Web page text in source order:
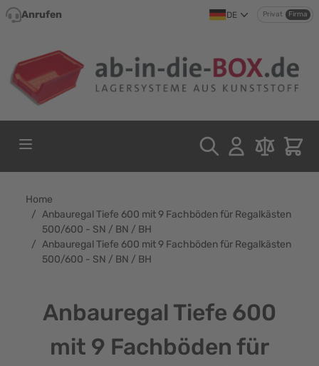
Direkt zum Inhalt
Anrufen DE Privat Firma
Home
/ Anbauregal Tiefe 600 mit 9 Fachböden für Regalkästen
500/600 - SN / BN / BH
/ Anbauregal Tiefe 600 mit 9 Fachböden für Regalkästen
500/600 - SN / BN / BH
Anbauregal Tiefe 600
mit 9 Fachböden für